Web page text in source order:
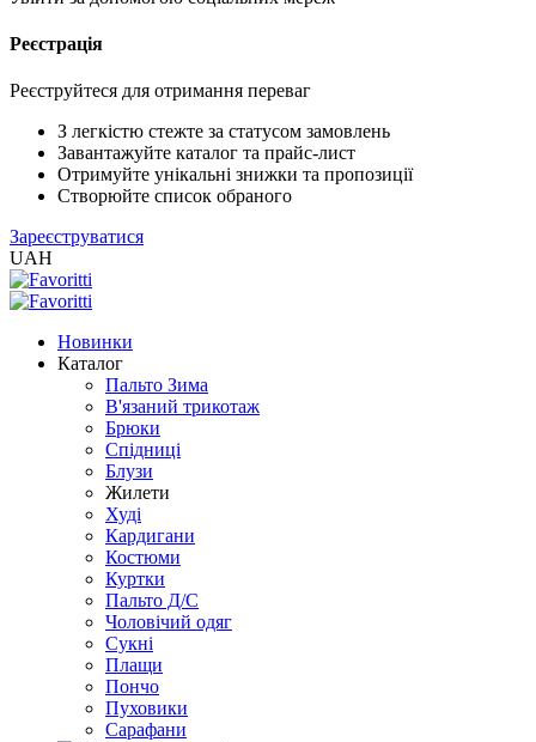
Реєстрація
Реєструйтеся для отримання переваг
З легкістю стежте за статусом замовлень
Завантажуйте каталог та прайс-лист
Отримуйте унікальні знижки та пропозиції
Створюйте список обраного
Зареєструватися
UAH
Новинки
Каталог
Пальто Зима
В'язаний трикотаж
Брюки
Спідниці
Блузи
Жилети
Худі
Кардигани
Костюми
Куртки
Пальто Д/С
Чоловічий одяг
Сукні
Плащи
Пончо
Пуховики
Сарафани
XLS
EXCEL
(Розн.)
XLS
EXCEL
2005
(Опт)
XLSX